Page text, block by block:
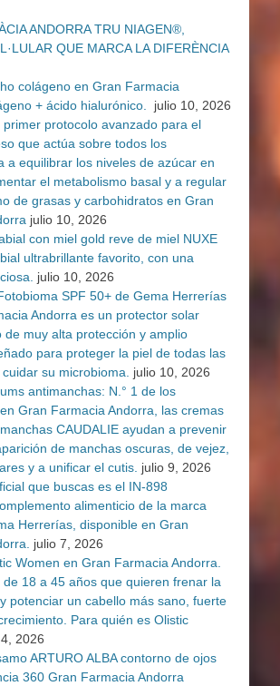
ANDORRA TRU NIAGEN®,
QUE MARCA LA DIFERÈNCIA
colágeno en Gran Farmacia
+ ácido hialurónico.
julio 10, 2026
primer protocolo avanzado para el
que actúa sobre todos los
a equilibrar los niveles de azúcar en
el metabolismo basal y a regular
de grasas y carbohidratos en Gran
julio 10, 2026
con miel gold reve de miel NUXE
ultrabrillante favorito, con una
julio 10, 2026
SPF 50+ de Gema Herrerías
Andorra es un protector solar
de muy alta protección y amplio
para proteger la piel de todas las
su microbioma.
julio 10, 2026
antimanchas: N.° 1 de los
Gran Farmacia Andorra, las cremas
CAUDALIE ayudan a prevenir
de manchas oscuras, de vejez,
y a unificar el cutis. julio 9, 2026
que buscas es el IN-898
alimenticio de la marca
Herrerías, disponible en Gran
julio 7, 2026
Women en Gran Farmacia Andorra.
de 18 a 45 años que quieren frenar la
potenciar un cabello más sano, fuerte
Para quién es Olistic
2026
ARTURO ALBA contorno de ojos
360 Gran Farmacia Andorra